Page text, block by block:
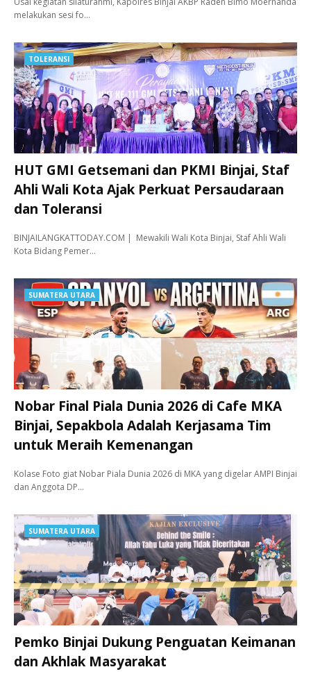
melakukan sesi fo…
TOLERANSI
HUT GMI Getsemani dan PKMI Binjai, Staf
Ahli Wali Kota Ajak Perkuat Persaudaraan
dan Toleransi
BINJAILANGKATTODAY.COM | Mewakili Wali Kota Binjai, Staf Ahli Wali
Kota Bidang Pemer…
SUMATERA UTARA
Nobar Final Piala Dunia 2026 di Cafe MKA
Binjai, Sepakbola Adalah Kerjasama Tim
untuk Meraih Kemenangan
Kolase Foto giat Nobar Piala Dunia 2026 di MKA yang digelar AMPI Binjai
dan Anggota DP…
SUMATERA UTARA
Pemko Binjai Dukung Penguatan Keimanan
dan Akhlak Masyarakat